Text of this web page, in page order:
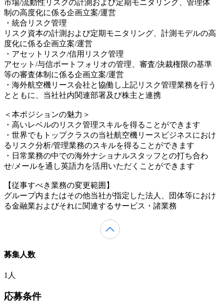
市場/流動性リスクの計測および定期モニタリング、管理体
制の高度化に係る企画立案/運営
・統合リスク管理
リスク資本の計測および定期モニタリング、計測モデルの高
度化に係る企画立案/運営
・アセットリスク/信用リスク管理
アセット/与信ポートフォリオの管理、審査/決裁権限の基準
等の審査体制に係る企画立案/運営
・海外航空機リース会社と協働し上記リスク管理業務を行う
とともに、当社社内関連部署及び株主と連携
＜本ポジションの魅力＞
・高いレベルのリスク管理スキルを得ることができます
・世界でもトップクラスの当社航空機リースビジネスにおけ
るリスク分析/管理業務のスキルを得ることができます
・日常業務の中での海外ナショナルスタッフとの打ち合わ
せ/メールを通し英語力を活用いただくことができます
【従事すべき業務の変更範囲】
グループ内またはその他当社が指定した法人、団体等におけ
る金融業およびそれに関連するサービス・諸業務
募集人数
1人
応募条件